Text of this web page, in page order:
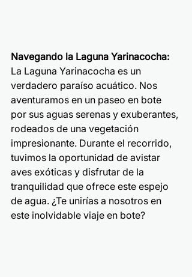
Navegando la Laguna Yarinacocha:
La Laguna Yarinacocha es un
verdadero paraíso acuático. Nos
aventuramos en un paseo en bote
por sus aguas serenas y exuberantes,
rodeados de una vegetación
impresionante. Durante el recorrido,
tuvimos la oportunidad de avistar
aves exóticas y disfrutar de la
tranquilidad que ofrece este espejo
de agua. ¿Te unirías a nosotros en
este inolvidable viaje en bote?